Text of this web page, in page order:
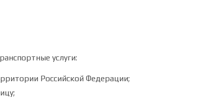
услуги:
Российской Федерации;